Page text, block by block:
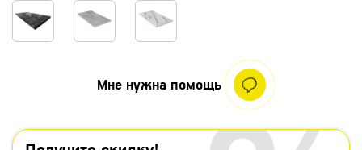
Мне нужна помощь